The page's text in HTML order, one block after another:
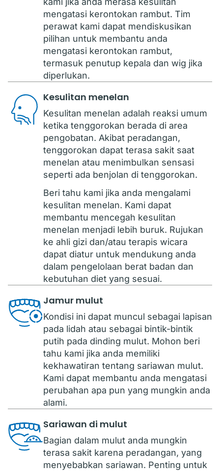
mengatasi kerontokan rambut. Tim
perawat kami dapat mendiskusikan
pilihan untuk membantu anda
mengatasi kerontokan rambut,
termasuk penutup kepala dan wig jika
diperlukan.
Kesulitan menelan
Kesulitan menelan adalah reaksi umum
ketika tenggorokan berada di area
pengobatan. Akibat peradangan,
tenggorokan dapat terasa sakit saat
menelan atau menimbulkan sensasi
seperti ada benjolan di tenggorokan.
Beri tahu kami jika anda mengalami
kesulitan menelan. Kami dapat
membantu mencegah kesulitan
menelan menjadi lebih buruk. Rujukan
ke ahli gizi dan/atau terapis wicara
dapat diatur untuk mendukung anda
dalam pengelolaan berat badan dan
kebutuhan diet yang sesuai.
Jamur mulut
Kondisi ini dapat muncul sebagai lapisan
pada lidah atau sebagai bintik-bintik
putih pada dinding mulut. Mohon beri
tahu kami jika anda memiliki
kekhawatiran tentang sariawan mulut.
Kami dapat membantu anda mengatasi
perubahan apa pun yang mungkin anda
alami.
Sariawan di mulut
Bagian dalam mulut anda mungkin
terasa sakit karena peradangan, yang
menyebabkan sariawan. Penting untuk